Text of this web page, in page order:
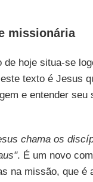
missionária
de hoje situa-se
texto é Jesus
e entender
chama os
. É um novo
na missão, que é